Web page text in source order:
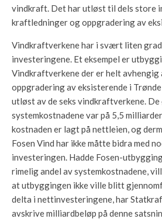
vindkraft. Det har utløst til dels store
kraftledninger og oppgradering av
Vindkraftverkene har i svært liten
investeringene. Et eksempel er
Vindkraftverkene der er helt
oppgradering av eksisterende i
utløst av de seks vindkraftverkene. De
systemkostnadene var på 5,5
kostnaden er lagt på nettleien, og
Fosen Vind har ikke måtte bidra med
investeringen. Hadde Fosen-
rimelig andel av systemkostnadene,
at utbyggingen ikke ville blitt
delta i nettinvesteringene, har
avskrive milliardbeløp på denne